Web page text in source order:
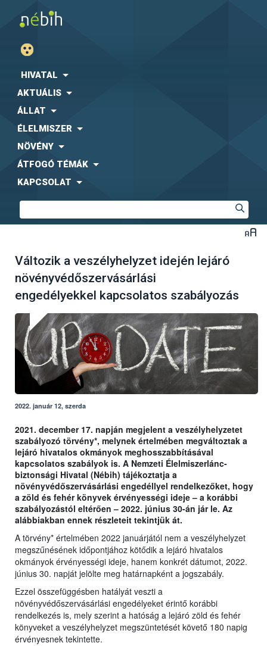
HIVATAL
AKTUÁLIS
ÁLLAT
ÉLELMISZER
NÖVÉNY
ÁTFOGÓ TÉMÁK
KAPCSOLAT
Változik a veszélyhelyzet idején lejáró
növényvédőszervásárlási
engedélyekkel kapcsolatos szabályozás
2022. január 12, szerda
2021. december 17. napján megjelent a veszélyhelyzetet
szabályozó törvény*, melynek értelmében megváltoztak a
lejáró hivatalos okmányok meghosszabbításával
kapcsolatos szabályok is. A Nemzeti Élelmiszerlánc-
biztonsági Hivatal (Nébih) tájékoztatja a
növényvédőszervásárlási engedéllyel rendelkezőket, hogy
a zöld és fehér könyvek érvényességi ideje – a korábbi
szabályozástól eltérően – 2022. június 30-án jár le. Az
alábbiakban ennek részleteit tekintjük át.
A törvény* értelmében 2022 januárjától nem a veszélyhelyzet
megszűnésének időpontjához kötődik a lejáró hivatalos
okmányok érvényességi ideje, hanem konkrét dátumot, 2022.
június 30. napját jelölte meg határnapként a jogszabály.
Ezzel összefüggésben hatályát veszti a
növényvédőszervásárlási engedélyeket érintő korábbi
rendelkezés is, mely szerint a hatóság a lejáró zöld és fehér
könyveket a veszélyhelyzet megszüntetését követő 180 napig
érvényesnek tekintette.